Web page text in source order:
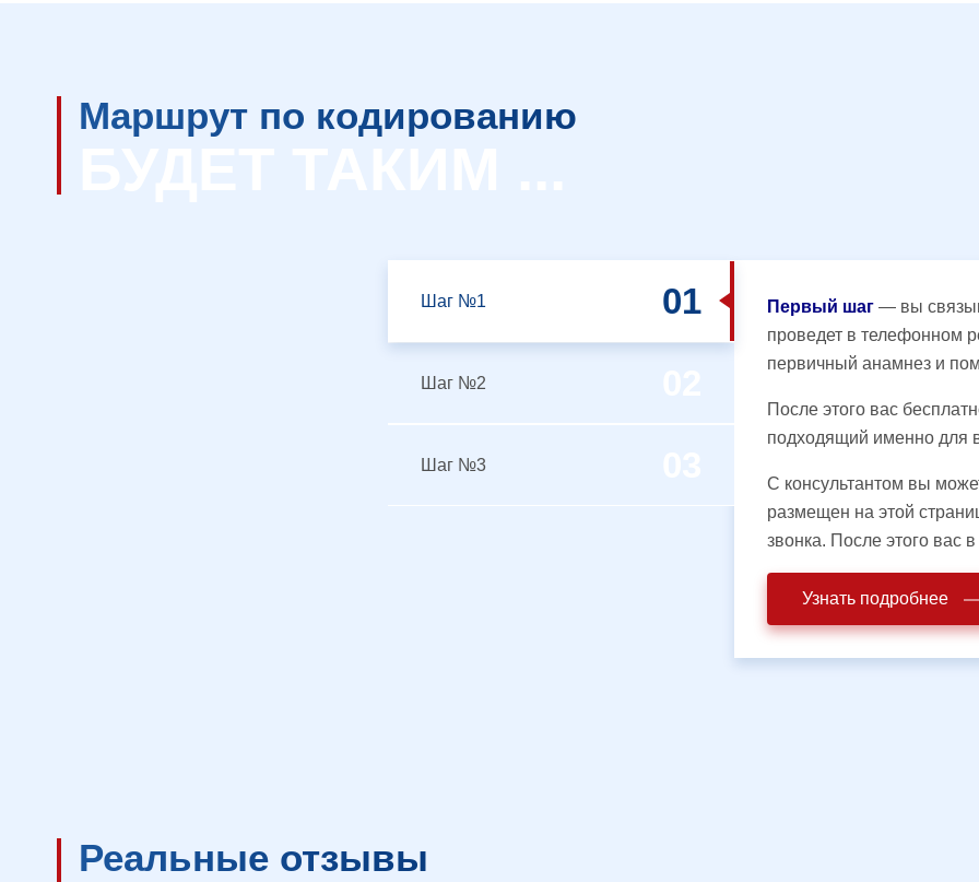
Маршрут по кодированию
Шаг №1
Шаг №2
Шаг №3
Первый шаг — вы
проведет в телефонном
первичный анамнез и
После этого вас
подходящий именно для
С консультантом вы
размещен на этой
звонка. После этого вас
Узнать подробнее
Реальные отзывы